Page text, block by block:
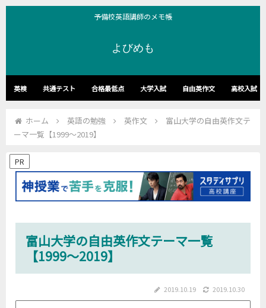
予備校英語講師のメモ帳
よびめも
英検 共通テスト 合格最低点 大学入試 自由英作文 高校入試
ホーム 英語の勉強 英作文
富山大学の自由英作文テ
ーマ一覧【1999～2019】
PR
富山大学の自由英作文テーマ一覧
【1999～2019】
2019.10.19 2019.10.30